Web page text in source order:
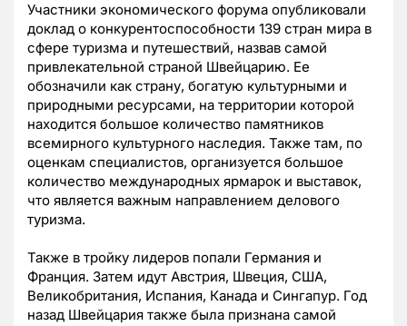
Участники экономического форума опубликовали
доклад о конкурентоспособности 139 стран мира в
сфере туризма и путешествий, назвав самой
привлекательной страной Швейцарию. Ее
обозначили как страну, богатую культурными и
природными ресурсами, на территории которой
находится большое количество памятников
всемирного культурного наследия. Также там, по
оценкам специалистов, организуется большое
количество международных ярмарок и выставок,
что является важным направлением делового
туризма.
Также в тройку лидеров попали Германия и
Франция. Затем идут Австрия, Швеция, США,
Великобритания, Испания, Канада и Сингапур. Год
назад Швейцария также была признана самой